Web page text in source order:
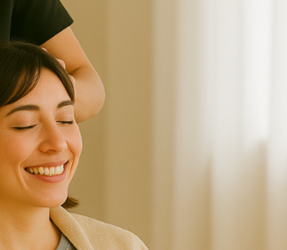
ダとヨガの豆知識
トハート